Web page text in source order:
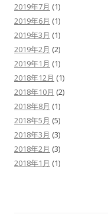
2019年7月 (1)
2019年6月 (1)
2019年3月 (1)
2019年2月 (2)
2019年1月 (1)
2018年12月 (1)
2018年10月 (2)
2018年8月 (1)
2018年5月 (5)
2018年3月 (3)
2018年2月 (3)
2018年1月 (1)